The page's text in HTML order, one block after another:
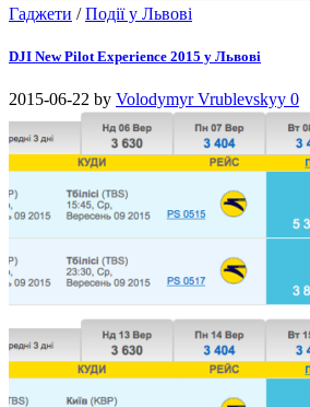
Гаджети /Події у Львові
DJI New Pilot Experience 2015 у Львові
2015-06-22 by Volodymyr Vrublevskyy 0